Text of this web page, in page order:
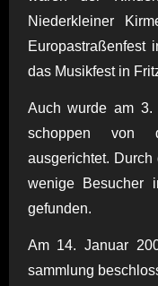
Niederkleiner
Europastraßenfest
das Musikfest in
Auch wurde am
schoppen von
ausgerichtet. Durch
wenige Besucher
gefunden.
Am 14. Januar
sammlung